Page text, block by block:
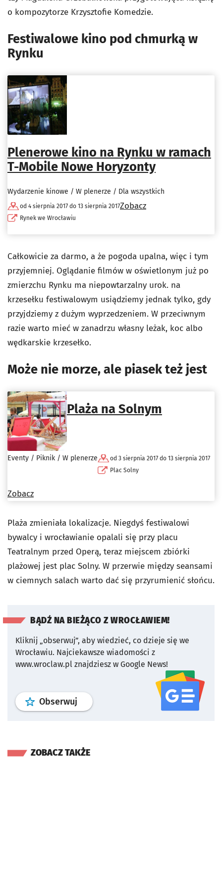
o kompozytorze Krzysztofie Komedzie.
Festiwalowe kino pod chmurką w
Rynku
Plenerowe kino na Rynku w ramach
T-Mobile Nowe Horyzonty
Wydarzenie kinowe / W plenerze / Dla wszystkich
od 4 sierpnia 2017 do 13 sierpnia 2017
Rynek we Wrocławiu
Zobacz
Całkowicie za darmo, a że pogoda upalna, więc i tym
przyjemniej. Oglądanie filmów w oświetlonym już po
zmierzchu Rynku ma niepowtarzalny urok. na
krzesełku festiwalowym usiądziemy jednak tylko, gdy
przyjdziemy z dużym wyprzedzeniem. W przeciwnym
razie warto mieć w zanadrzu własny leżak, koc albo
wędkarskie krzesełko.
Może nie morze, ale piasek też jest
Plaża na Solnym
Eventy / Piknik / W plenerze
od 3 sierpnia 2017 do 13 sierpnia 2017
Plac Solny
Zobacz
Plaża zmieniała lokalizacje. Niegdyś festiwalowi
bywalcy i wrocławianie opalali się przy placu
Teatralnym przed Operą, teraz miejscem zbiórki
plażowej jest plac Solny. W przerwie między seansami
w ciemnych salach warto dać się przyrumienić słońcu.
BĄDŹ NA BIEŻĄCO Z WROCŁAWIEM!
Kliknij „obserwuj”, aby wiedzieć, co dzieje się we
Wrocławiu. Najciekawsze wiadomości z
www.wroclaw.pl znajdziesz w Google News!
Obserwuj profil serwisu
ZOBACZ TAKŻE